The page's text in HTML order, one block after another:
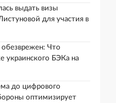
выдать визы
для участия в
Что
украинского БЭКа на
до цифрового
оптимизирует